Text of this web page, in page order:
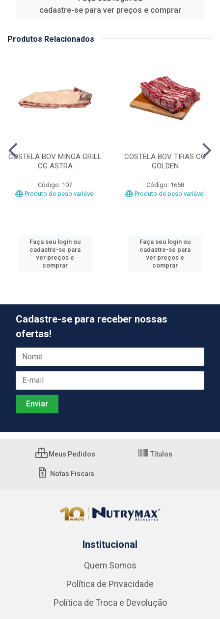
cadastre-se para ver preços e comprar
Produtos Relacionados
COSTELA BOV MINGA GRILL
CG ASTRA
Código: 107
Produto de peso variável
Faça seu login ou
cadastre-se para
ver preços e
comprar
COSTELA BOV TIRAS CG
GOLDEN
Código: 1658
Produto de peso variável
Faça seu login ou
cadastre-se para
ver preços e
comprar
Cadastre-se para receber nossas
ofertas!
Meus Pedidos Títulos
Notas Fiscais
Institucional
Quem Somos
Política de Privacidade
Política de Troca e Devolução